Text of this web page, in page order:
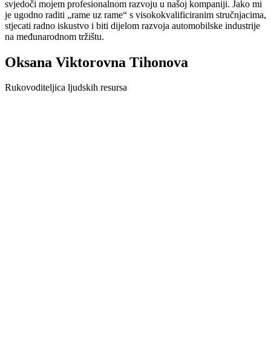
svjedoči mojem profesionalnom razvoju u našoj kompaniji. Jako mi
je ugodno raditi „rame uz rame“ s visokokvalificiranim stručnjacima,
stjecati radno iskustvo i biti dijelom razvoja automobilske industrije
na međunarodnom tržištu.
Oksana Viktorovna Tihonova
Rukovoditeljica ljudskih resursa